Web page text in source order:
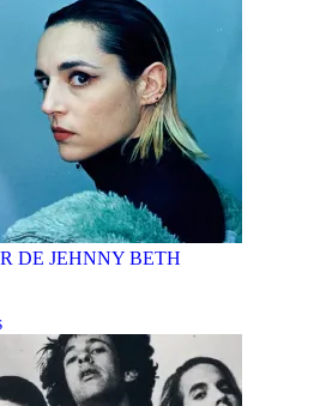
DE JEHNNY BETH